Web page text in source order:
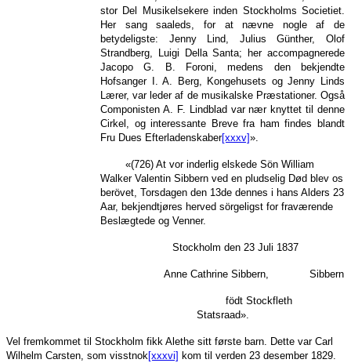
stor Del Musikelsekere inden Stockholms Societiet.
Her sang saaleds, for at nævne nogle af de
betydeligste: Jenny Lind, Julius Günther, Olof
Strandberg, Luigi Della Santa; her accompagnerede
Jacopo G. B. Foroni, medens den bekjendte
Hofsanger I. A. Berg, Kongehusets og Jenny Linds
Lærer, var leder af de musikalske Præstationer. Også
Componisten A. F. Lindblad var nær knyttet til denne
Cirkel, og interessante Breve fra ham findes blandt
Fru Dues Efterladenskaber[xxxv]».
«(726) At vor inderlig elskede Sön William
Walker Valentin Sibbern ved en pludselig Død blev os
berövet, Torsdagen den 13de dennes i hans Alders 23
Aar, bekjendtjøres herved sörgeligst for fraværende
Beslægtede og Venner.
Stockholm den 23 Juli 1837
Anne Cathrine Sibbern, Sibbern
födt Stockfleth
Statsraad».
Vel fremkommet til Stockholm fikk Alethe sitt første barn. Dette var Carl
Wilhelm Carsten, som visstnok[xxxvi] kom til verden 23 desember 1829.